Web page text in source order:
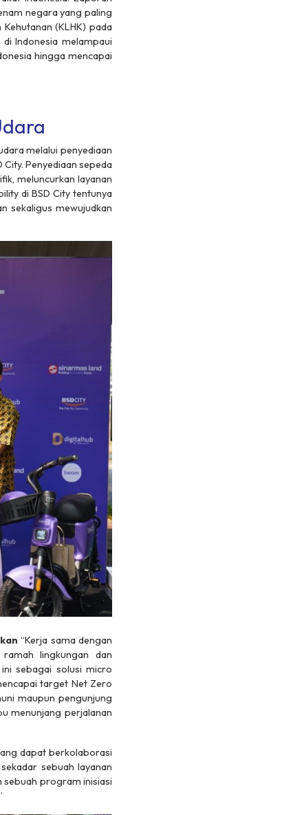
negara yang paling
(KLHK) pada
Indonesia melampaui
hingga mencapai
melalui penyediaan
Penyediaan sepeda
meluncurkan layanan
di BSD City tentunya
sekaligus mewujudkan
“Kerja sama dengan
lingkungan dan
sebagai solusi micro
target Net Zero
maupun pengunjung
menunjang perjalanan
dapat berkolaborasi
sebuah layanan
sebuah program inisiasi